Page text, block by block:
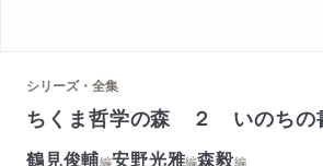
シリーズ・全集
ちくま哲学の森 ２ いのちの
鶴見俊輔編安野光雅編森毅編